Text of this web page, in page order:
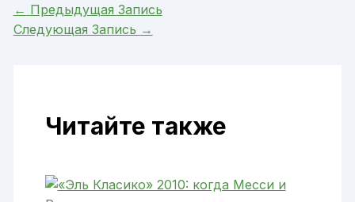
← Предыдущая Запись
Следующая Запись →
Читайте также